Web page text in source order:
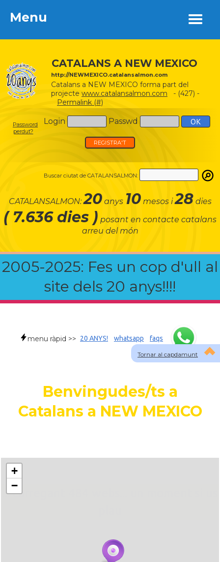
Menu
CATALANS A NEW MEXICO
http://NEWMEXICO.catalansalmon.com
Catalans a NEW MEXICO forma part del
projecte www.catalansalmon.com - (427) -
Permalink (#)
Login Passwd
Password
perdut?
REGISTRA'T
Buscar ciutat de CATALANSALMON:
CATALANSALMON:20anys 10mesos i28 dies
( 7.636 dies ) posant en contacte catalans
arreu del món
2005-2025: Fes un cop d'ull al
site dels 20 anys!!!!
Menu
Tornar al capdamunt
menu ràpid >> 20 ANYS! whatsapp faqs
Benvingudes/ts a
Catalans a NEW MEXICO
... carregant 484 webs... un moment si us
+
−